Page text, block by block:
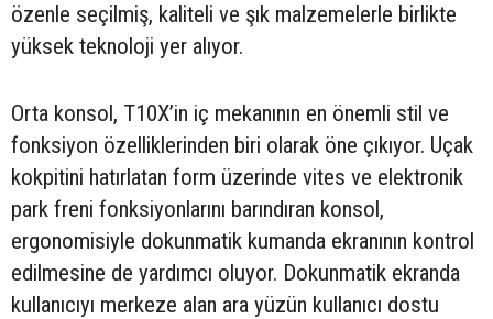
özenle seçilmiş, kaliteli ve şık malzemelerle birlikte
yüksek teknoloji yer alıyor.
Orta konsol, T10X’in iç mekanının en önemli stil ve
fonksiyon özelliklerinden biri olarak öne çıkıyor. Uçak
kokpitini hatırlatan form üzerinde vites ve elektronik
park freni fonksiyonlarını barındıran konsol,
ergonomisiyle dokunmatik kumanda ekranının kontrol
edilmesine de yardımcı oluyor. Dokunmatik ekranda
kullanıcıyı merkeze alan ara yüzün kullanıcı dostu